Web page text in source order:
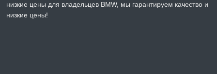
низкие цены для владельцев BMW, мы гарантируем качество и
низкие цены!